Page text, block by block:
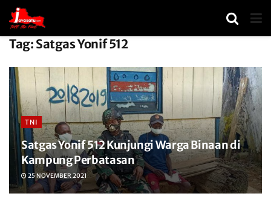
Tag: Satgas Yonif 512
TNI
Satgas Yonif 512 Kunjungi Warga Binaan di
Kampung Perbatasan
25 NOVEMBER 2021